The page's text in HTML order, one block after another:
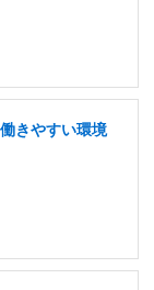
きやすい環境